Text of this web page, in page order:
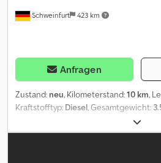
Schweinfurt 423 km
Anfragen
Zustand: neu, Kilometerstand:10 km,
Kraftstofftyp: Diesel , Gesamtgewicht:
mechanisch
Federung:Blatt, Ausstattung:ABS,
Anhängerkupplung, Bordcomputer,